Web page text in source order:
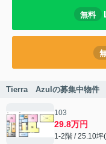
無料
Tierra Azulの募集中物件
103
29.8万円
1-2階 / 25.10坪